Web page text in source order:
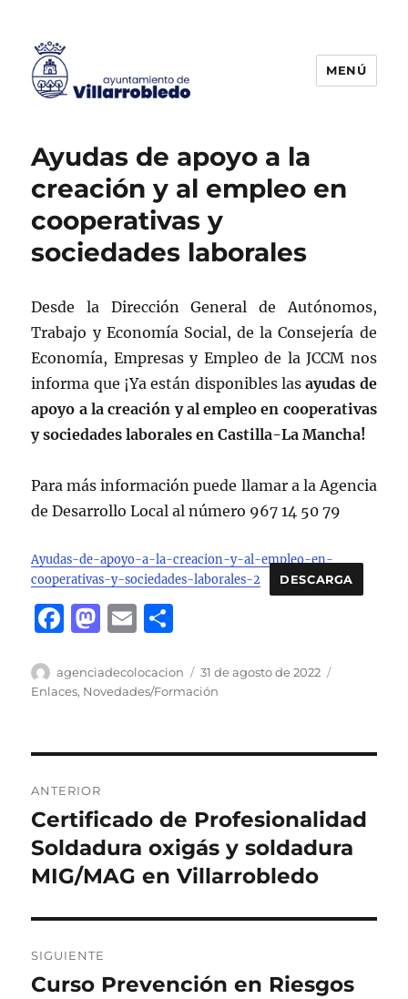
MENÚ
Ayudas de apoyo a la
creación y al empleo en
cooperativas y
sociedades laborales
Desde la Dirección General de Autónomos,
Trabajo y Economía Social, de la Consejería de
Economía, Empresas y Empleo de la JCCM nos
informa que ¡Ya están disponibles lasayudas de
apoyo a la creación y al empleo en cooperativas
y sociedades laborales en Castilla-La Mancha!
Para más información puede llamar a la Agencia
de Desarrollo Local al número 967 14 50 79
Ayudas-de-apoyo-a-la-creacion-y-al-empleo-en-
cooperativas-y-sociedades-laborales-2
DESCARGA
F
c
e
o
o
k
M
st
o
o
E
ai
l
m
p
rt
Autor
agenciadecolocacion
Publicado
el
31 de agosto de 2022
Enlaces, Novedades/Formación
de
entradas
ANTERIOR
Entrada
anterior:
Certificado de Profesionalidad
Soldadura oxigás y soldadura
MIG/MAG en Villarrobledo
SIGUIENTE
Entrada
Curso Prevención en Riesgos